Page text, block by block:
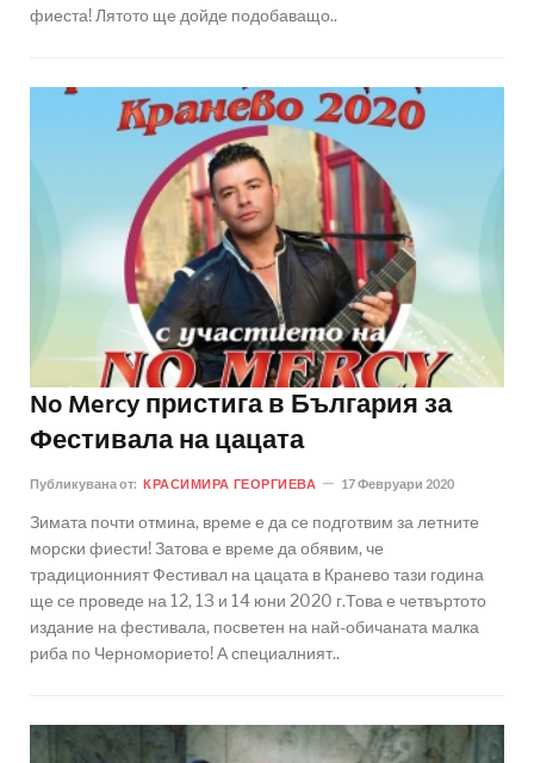
фиеста! Лятото ще дойде подобаващо..
No Mercy пристига в България за
Фестивала на цацата
Публикувана от: КРАСИМИРА ГЕОРГИЕВА 17 Февруари 2020
Зимата почти отмина, време е да се подготвим за летните
морски фиести! Затова е време да обявим, че
традиционният Фестивал на цацата в Кранево тази година
ще се проведе на 12, 13 и 14 юни 2020 г.Това е четвъртото
издание на фестивала, посветен на най-обичаната малка
риба по Черноморието! А специалният..